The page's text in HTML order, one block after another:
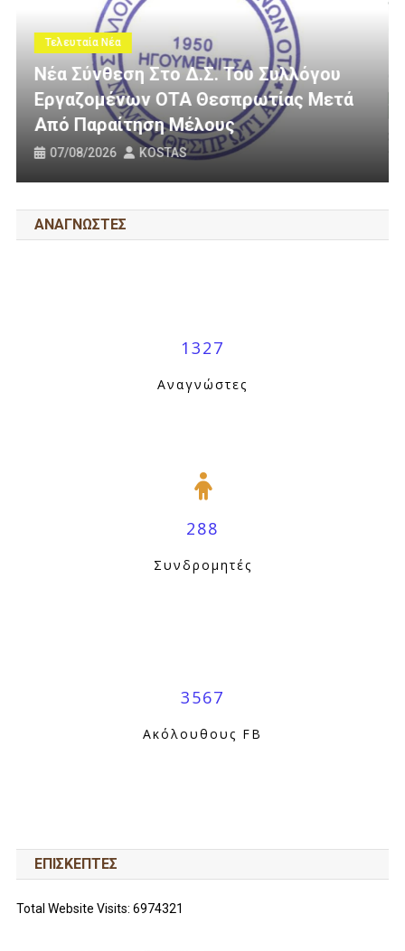
Μετά
Τελευταία Νέα
3 Εκατομμύρια Ευρώ Για
Οδοποιία Στον Δήμο
31/07/2026 KOSTAS
ΑΝΑΓΝΩΣΤΕΣ
1327
Αναγνώστες
288
Συνδρομητές
3567
Ακόλουθους FB
ΕΠΙΣΚΕΠΤΕΣ
Total Website Visits: 6974321